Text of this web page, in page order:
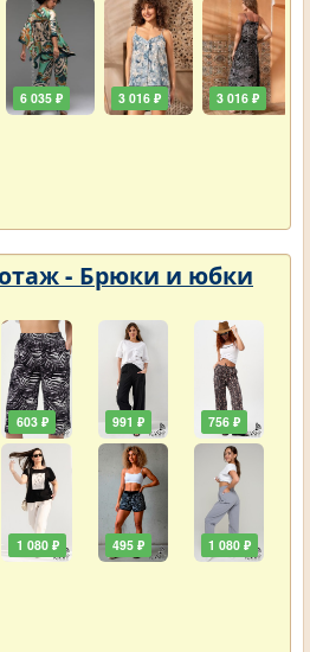
6 035 ₽ 3 016 ₽ 3 016 ₽
- Брюки и юбки
603 ₽
1 080 ₽
991 ₽
495 ₽
756 ₽
1 080 ₽